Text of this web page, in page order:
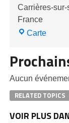
Carrières-sur-
France
Carte
Aucun
RELATED TOPICS
VOIR PLUS